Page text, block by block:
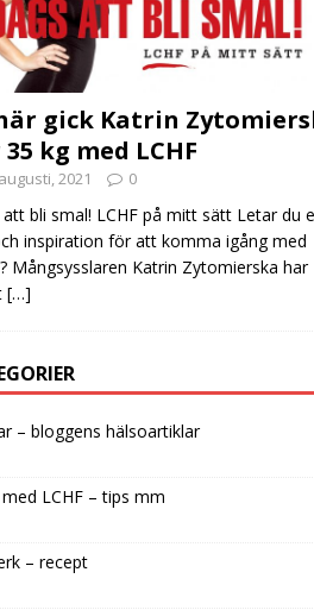
gick Katrin
kg med LCHF
2021 0
att bli smal! LCHF på mitt sätt Letar du
inspiration för att komma igång med
Mångsysslaren Katrin Zytomierska har
[…]
– bloggens hälsoartiklar
LCHF – tips mm
– recept